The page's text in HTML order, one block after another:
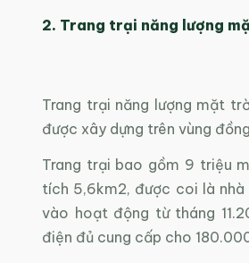
2. Trang trại năng lượng
Trang trại năng lượng mặt
được xây dựng trên vùng
Trang trại bao gồm 9 triệu
tích 5,6km2, được coi là
vào hoạt động từ tháng
điện đủ cung cấp cho